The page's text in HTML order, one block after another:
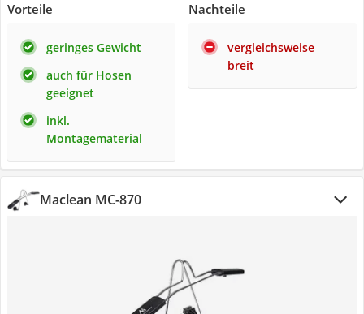
Vorteile
geringes Gewicht
auch für Hosen
geeignet
inkl.
Montagematerial
Nachteile
vergleichsweise
breit
Maclean MC-870